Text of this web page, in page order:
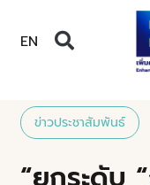
EN
ข่าวประชาสัมพันธ์